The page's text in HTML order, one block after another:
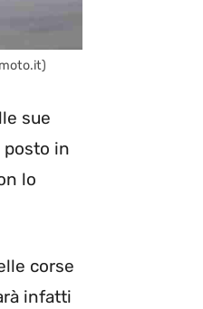
sue
posto in
lo
corse
infatti